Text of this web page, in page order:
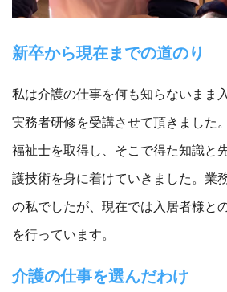
新卒から現在までの道のり
私は介護の仕事を何も知らないまま
実務者研修を受講させて頂きました
福祉士を取得し、そこで得た知識と
護技術を身に着けていきました。業
の私でしたが、現在では入居者様と
を行っています。
介護の仕事を選んだわけ